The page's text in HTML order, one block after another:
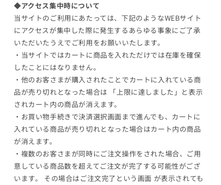
◆アクセス集中時について
当サイトのご利用にあたっては、下記のようなWEBサイト
にアクセスが集中した際に発生するあらゆる事象にご了承
いただいたうえでご利用をお願いいたします。
・当サイトではカートに商品を入れただけでは在庫を確保
したことにはなりません。
・他のお客さまが購入されたことでカートに入れている商
品が売り切れとなった場合は 「上限に達しました」と表示
されカート内の商品が消えます。
・お買い物手続きで決済選択画面まで進んでも、カートに
入れている商品が売り切れとなった場合はカート内の商品
が消えます。
・複数のお客さまが同時にご注文操作をされた場合、ご用
意している商品数を超えてご注文が完了する可能性がござ
います。 その場合はご注文完了という画面 が表示されても